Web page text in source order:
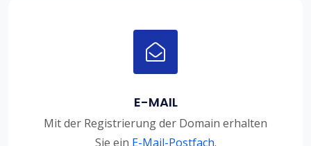
E-MAIL
Mit der Registrierung der Domain erhalten
Sie ein E-Mail-Postfach.